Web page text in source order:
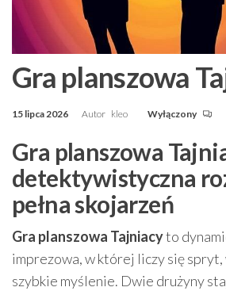
Gra planszowa
15 lipca 2026 Autor kleo Wyłączony
Gra planszowa
detektywistyczna
pełna skojarzeń
Gra planszowa Tajniacyto
imprezowa, w której liczy się spryt,
szybkie myślenie. Dwie drużyny